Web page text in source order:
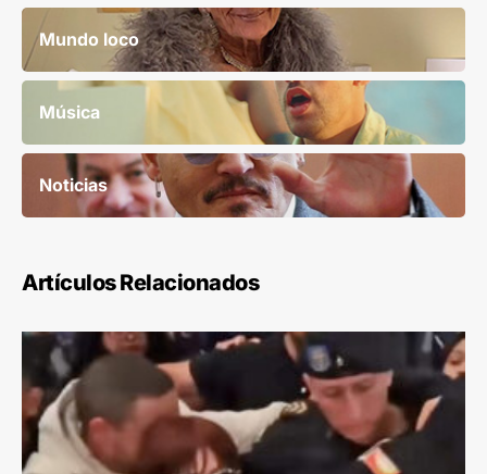
Mundo loco
Música
Noticias
Artículos Relacionados